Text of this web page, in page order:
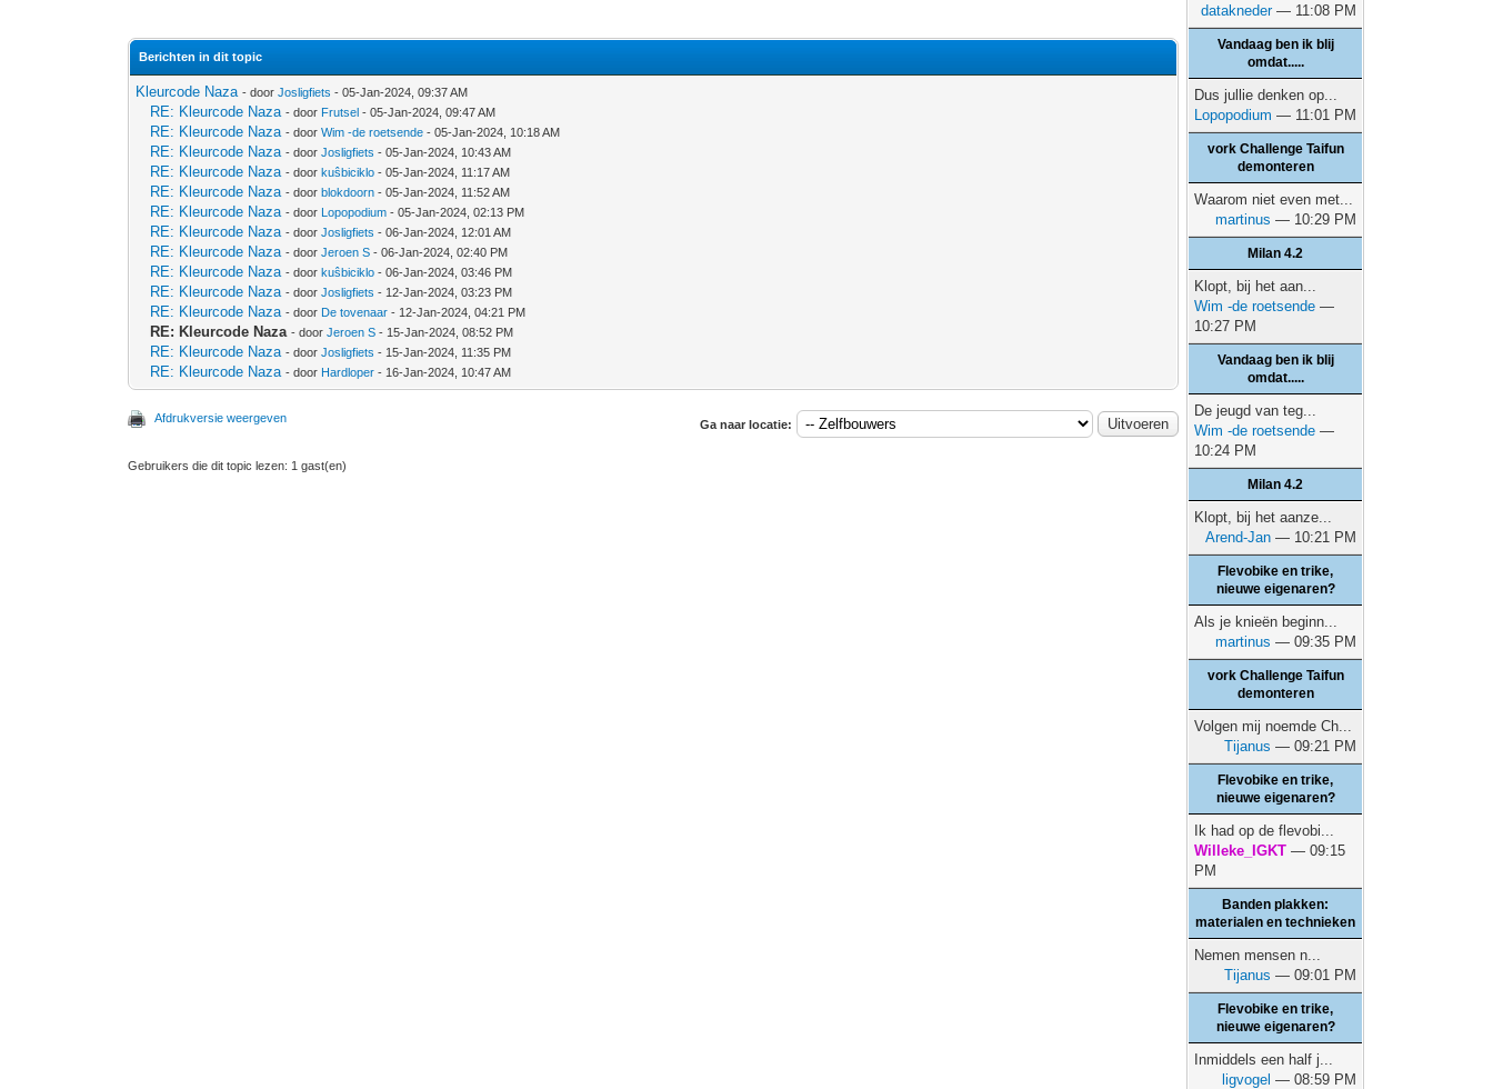
Berichten in dit topic
Kleurcode Naza - doorJosligfiets - 05-Jan-2024, 09:37 AM
RE: Kleurcode Naza - door Frutsel - 05-Jan-2024, 09:47 AM
RE: Kleurcode Naza - doorWim -de roetsende - 05-Jan-2024, 10:18 AM
RE: Kleurcode Naza - doorJosligfiets - 05-Jan-2024, 10:43 AM
RE: Kleurcode Naza - doorkuŝbiciklo - 05-Jan-2024, 11:17 AM
RE: Kleurcode Naza - doorblokdoorn - 05-Jan-2024, 11:52 AM
RE: Kleurcode Naza - door Lopopodium - 05-Jan-2024, 02:13 PM
RE: Kleurcode Naza - doorJosligfiets - 06-Jan-2024, 12:01 AM
RE: Kleurcode Naza - doorJeroen S - 06-Jan-2024, 02:40 PM
RE: Kleurcode Naza - doorkuŝbiciklo - 06-Jan-2024, 03:46 PM
RE: Kleurcode Naza - doorJosligfiets - 12-Jan-2024, 03:23 PM
RE: Kleurcode Naza - door De tovenaar - 12-Jan-2024, 04:21 PM
RE: Kleurcode Naza - doorJeroen S - 15-Jan-2024, 08:52 PM
RE: Kleurcode Naza - doorJosligfiets - 15-Jan-2024, 11:35 PM
RE: Kleurcode Naza - door Hardloper - 16-Jan-2024, 10:47 AM
Afdrukversie weergeven Ga naar locatie:
Gebruikers die dit topic lezen: 1 gast(en)
datakneder— 11:08 PM
Vandaag ben ik blij
omdat.....
Dus jullie denken op...
Lopopodium — 11:01 PM
vork Challenge Taifun
demonteren
Waarom niet even met...
martinus — 10:29 PM
Milan 4.2
Klopt, bij het aan...
Wim -de roetsende —
10:27 PM
Vandaag ben ik blij
omdat.....
De jeugd van teg...
Wim -de roetsende —
10:24 PM
Milan 4.2
Klopt, bij het aanze...
Arend-Jan — 10:21 PM
Flevobike en trike,
nieuwe eigenaren?
Als je knieën beginn...
martinus — 09:35 PM
vork Challenge Taifun
demonteren
Volgen mij noemde Ch...
Tijanus — 09:21 PM
Flevobike en trike,
nieuwe eigenaren?
Ik had op de flevobi...
Willeke_IGKT — 09:15
PM
Banden plakken:
materialen en technieken
Nemen mensen n...
Tijanus — 09:01 PM
Flevobike en trike,
nieuwe eigenaren?
Inmiddels een half j...
ligvogel — 08:59 PM